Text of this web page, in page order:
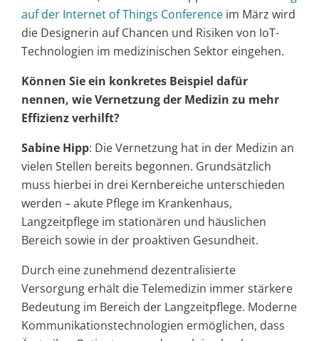
auf der Internet of Things Conference im März wird
die Designerin auf Chancen und Risiken von IoT-
Technologien im medizinischen Sektor eingehen.
Können Sie ein konkretes Beispiel dafür
nennen, wie Vernetzung der Medizin zu mehr
Effizienz verhilft?
Sabine Hipp: Die Vernetzung hat in der Medizin an
vielen Stellen bereits begonnen. Grundsätzlich
muss hierbei in drei Kernbereiche unterschieden
werden – akute Pflege im Krankenhaus,
Langzeitpflege im stationären und häuslichen
Bereich sowie in der proaktiven Gesundheit.
Durch eine zunehmend dezentralisierte
Versorgung erhält die Telemedizin immer stärkere
Bedeutung im Bereich der Langzeitpflege. Moderne
Kommunikationstechnologien ermöglichen, dass